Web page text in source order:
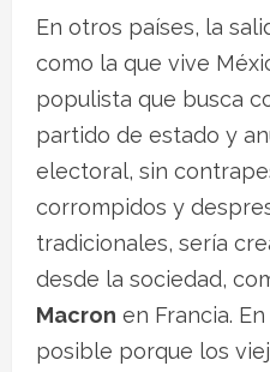
En otros países, la
como la que vive
populista que busca
partido de estado y
electoral, sin
corrompidos y
tradicionales, sería
desde la sociedad,
Macron en Francia.
posible porque los